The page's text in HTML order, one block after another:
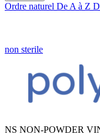
Ordre naturel De A à Z
non sterile
NS NON-POWDER